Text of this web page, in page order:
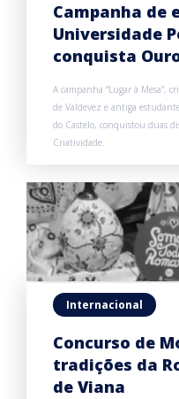
Campanha de
Universidade
conquista
A campanha “Lugar à Mesa”,
de Valdevez e antiga
do Castelo, conquistou duas
Criatividade.
Internacional
Concurso de
tradições da
de Viana